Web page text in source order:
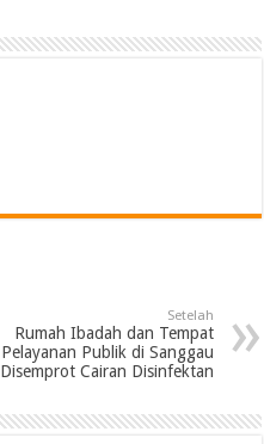
Setelah
Rumah Ibadah dan Tempat
Pelayanan Publik di Sanggau
Disemprot Cairan Disinfektan